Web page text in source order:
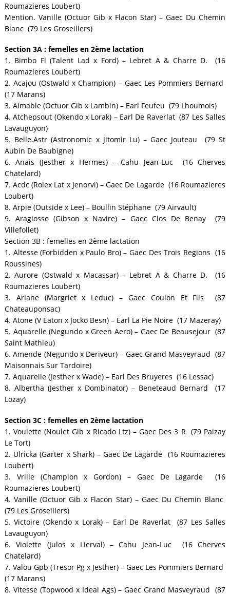
Roumazieres Loubert)
Mention. Vanille (Octuor Gib x Flacon Star) – Gaec Du Chemin
Blanc (79 Les Groseillers)
Section 3A : femelles en 2ème lactation
1. Bimbo Fl (Talent Lad x Ford) – Lebret A & Charre D. (16
Roumazieres Loubert)
2. Acajou (Ostwald x Champion) – Gaec Les Pommiers Bernard
(17 Marans)
3. Aimable (Octuor Gib x Lambin) – Earl Feufeu (79 Lhoumois)
4. Atchepsout (Okendo x Lorak) – Earl De Raverlat (87 Les Salles
Lavauguyon)
5. Belle.Astr (Astronomic x Jitomir Lu) – Gaec Jouteau (79 St
Aubin De Baubigne)
6. Anais (Jesther x Hermes) – Cahu Jean-Luc (16 Cherves
Chatelard)
7. Acdc (Rolex Lat x Jenorvi) – Gaec De Lagarde (16 Roumazieres
Loubert)
8. Arpie (Outside x Lee) – Boullin Stéphane (79 Airvault)
9. Aragiosse (Gibson x Navire) – Gaec Clos De Benay (79
Villefollet)
Section 3B : femelles en 2ème lactation
1. Altesse (Forbidden x Paulo Bro) – Gaec Des Trois Regions (16
Roussines)
2. Aurore (Ostwald x Macassar) – Lebret A & Charre D. (16
Roumazieres Loubert)
3. Ariane (Margriet x Leduc) – Gaec Coulon Et Fils (87
Chateauponsac)
4. Atone (V Eaton x Jocko Besn) – Earl La Pie Noire (17 Mazeray)
5. Aquarelle (Negundo x Green Aero) – Gaec De Beausejour (87
Saint Mathieu)
6. Amende (Negundo x Deriveur) – Gaec Grand Masveyraud (87
Maisonnais Sur Tardoire)
7. Aquarelle (Jesther x Wade) – Earl Des Bruyeres (16 Lessac)
8. Albertha (Jesther x Dombinator) – Beneteaud Bernard (17
Lozay)
Section 3C : femelles en 2ème lactation
1. Voulette (Noulet Gib x Ricado Ltz) – Gaec Des 3 R (79 Paizay
Le Tort)
2. Ulricka (Garter x Shark) – Gaec De Lagarde (16 Roumazieres
Loubert)
3. Vrille (Champion x Gordon) – Gaec De Lagarde (16
Roumazieres Loubert)
4. Vanille (Octuor Gib x Flacon Star) – Gaec Du Chemin Blanc
(79 Les Groseillers)
5. Victoire (Okendo x Lorak) – Earl De Raverlat (87 Les Salles
Lavauguyon)
6. Violette (Julos x Lierval) – Cahu Jean-Luc (16 Cherves
Chatelard)
7. Valou Gpb (Tresor Pg x Jesther) – Gaec Les Pommiers Bernard
(17 Marans)
8. Vitesse (Topwood x Ideal Ags) – Gaec Grand Masveyraud (87